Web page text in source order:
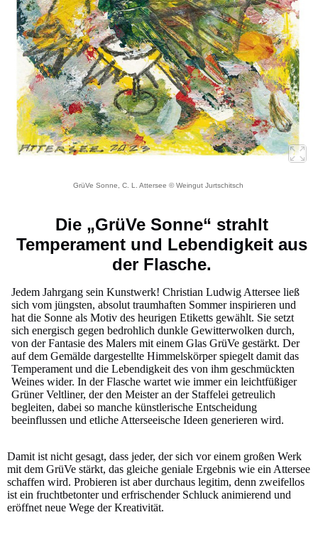
GrüVe Sonne, C. L. Attersee © Weingut Jurtschitsch
Die „GrüVe Sonne“ strahlt
Temperament und Lebendigkeit aus
der Flasche.
Jedem Jahrgang sein Kunstwerk! Christian Ludwig Attersee ließ
sich vom jüngsten, absolut traumhaften Sommer inspirieren und
hat die Sonne als Motiv des heurigen Etiketts gewählt. Sie setzt
sich energisch gegen bedrohlich dunkle Gewitterwolken durch,
von der Fantasie des Malers mit einem Glas GrüVe gestärkt. Der
auf dem Gemälde dargestellte Himmelskörper spiegelt damit das
Temperament und die Lebendigkeit des von ihm geschmückten
Weines wider. In der Flasche wartet wie immer ein leichtfüßiger
Grüner Veltliner, der den Meister an der Staffelei getreulich
begleiten, dabei so manche künstlerische Entscheidung
beeinflussen und etliche Atterseeische Ideen generieren wird.
Damit ist nicht gesagt, dass jeder, der sich vor einem großen Werk
mit dem GrüVe stärkt, das gleiche geniale Ergebnis wie ein Attersee
schaffen wird. Probieren ist aber durchaus legitim, denn zweifellos
ist ein fruchtbetonter und erfrischender Schluck animierend und
eröffnet neue Wege der Kreativität.